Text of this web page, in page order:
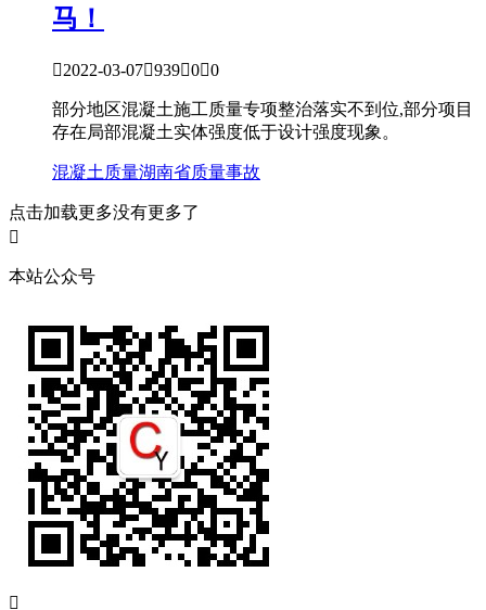
马！
2022-03-0793900
部分地区混凝土施工质量专项整治落实不到位,部分项目
存在局部混凝土实体强度低于设计强度现象。
混凝土质量湖南省质量事故
点击加载更多没有更多了

本站公众号
